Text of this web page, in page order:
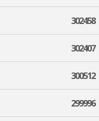
302458
302407
300512
299996